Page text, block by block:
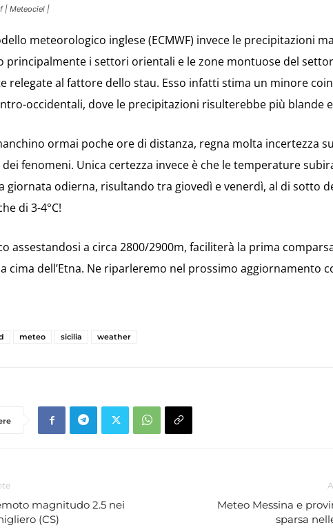
| Meteociel |
meteorologico inglese (ECMWF) invece le precipitazioni
principalmente i settori orientali e le zone montuose del
relegate al fattore dello stau. Esso infatti stima un minore
occidentali, dove le precipitazioni risulterebbe più blande
ormai poche ore di distanza, regna molta incertezza
dei fenomeni. Unica certezza invece è che le temperature
giornata odierna, risultando tra giovedì e venerdì, al di sotto
di 3-4°C!
assestandosi a circa 2800/2900m, faciliterà la prima
cima dell’Etna. Ne riparleremo nel prossimo aggiornamento
meteo sicilia weather
magnitudo 2.5 nei
(CS)
Meteo Messina e
sparsa